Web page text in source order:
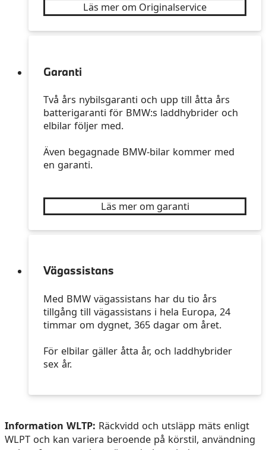
Läs mer om Originalservice
Garanti
Två års nybilsgaranti och upp till åtta års
batterigaranti för BMW:s laddhybrider och
elbilar följer med.
Även begagnade BMW-bilar kommer med
en garanti.
Läs mer om garanti
Vägassistans
Med BMW vägassistans har du tio års
tillgång till vägassistans i hela Europa, 24
timmar om dygnet, 365 dagar om året.
För elbilar gäller åtta år, och laddhybrider
sex år.
Information WLTP: Räckvidd och utsläpp mäts enligt
WLPT och kan variera beroende på körstil, användning